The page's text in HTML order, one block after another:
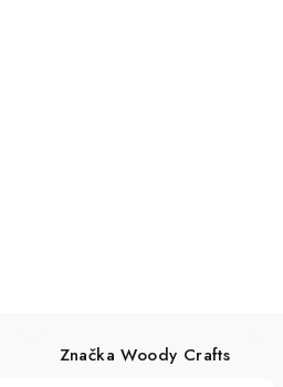
Značka Woody Crafts